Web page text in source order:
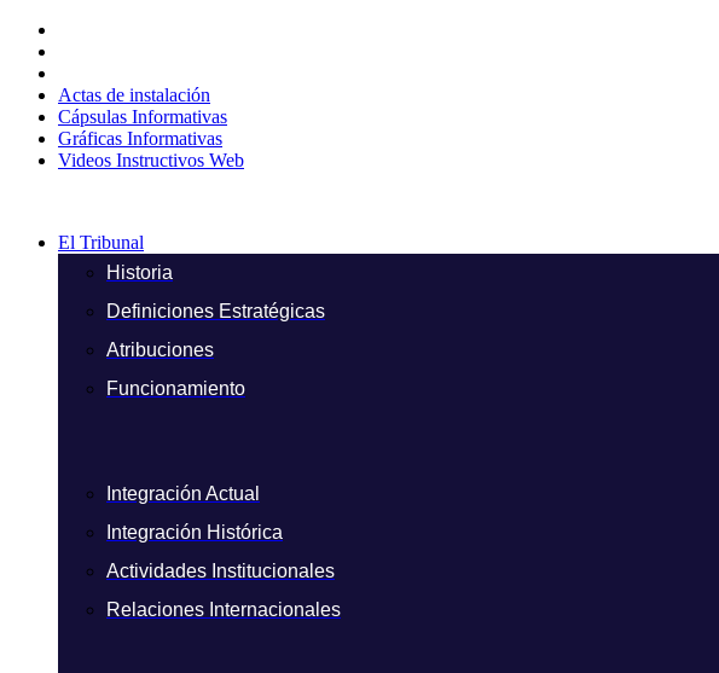
contenido
Actas de instalación
Cápsulas Informativas
Gráficas Informativas
Videos Instructivos Web
El Tribunal
Historia
Definiciones Estratégicas
Atribuciones
Funcionamiento
Integración Actual
Integración Histórica
Actividades Institucionales
Relaciones Internacionales